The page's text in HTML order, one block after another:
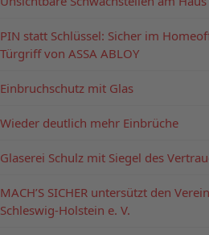
PIN statt Schlüssel: Sicher im
Türgriff von ASSA ABLOY
Einbruchschutz mit Glas
Wieder deutlich mehr Einbrüche
Glaserei Schulz mit Siegel des
MACH’S SICHER untersützt den
Schleswig-Holstein e. V.